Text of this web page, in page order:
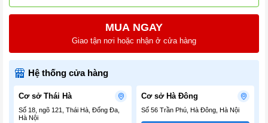
MUA NGAY
Giao tận nơi hoặc nhận ở cửa hàng
Hệ thống cửa hàng
Cơ sở Thái Hà
Số 18, ngõ 121, Thái Hà, Đống Đa,
Hà Nội
Cơ sở Hà Đông
Số 56 Trần Phú, Hà Đông, Hà Nội